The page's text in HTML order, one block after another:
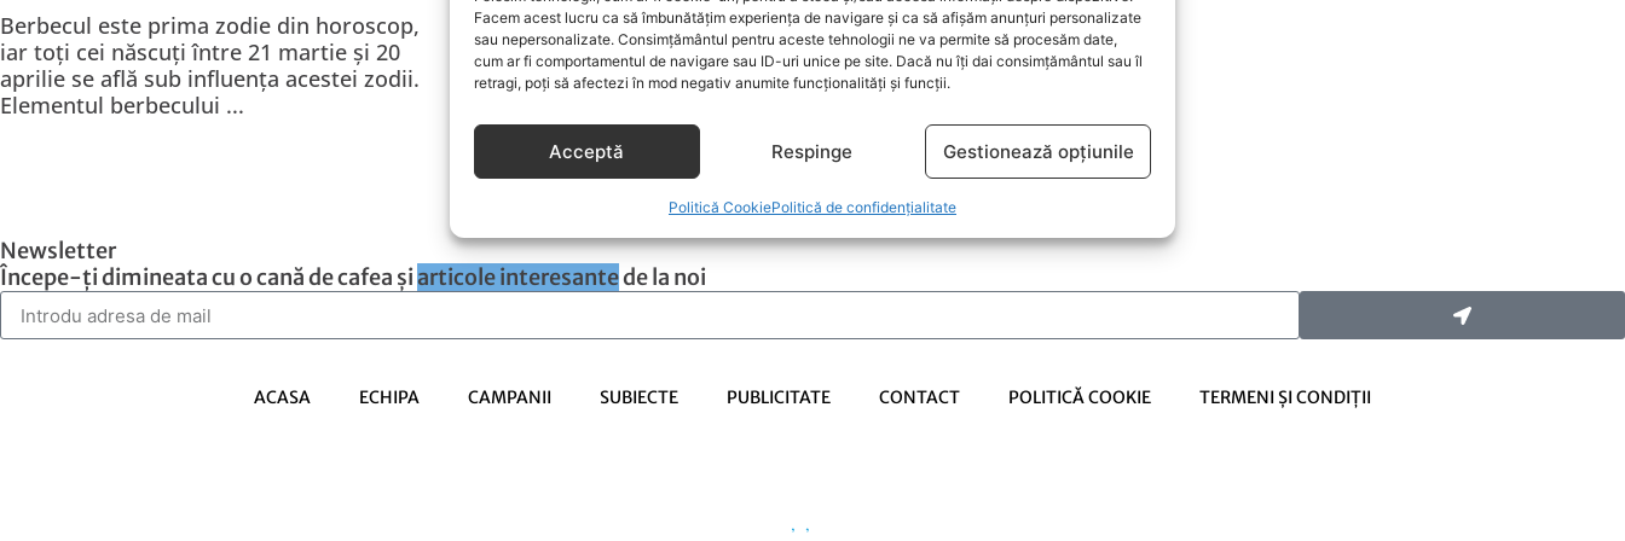
Facem acest lucru ca să îmbunătățim experiența de navigare și ca să afișăm anunțuri personalizate
sau nepersonalizate. Consimțământul pentru aceste tehnologii ne va permite să procesăm date,
cum ar fi comportamentul de navigare sau ID-uri unice pe site. Dacă nu îți dai consimțământul sau îl
retragi, poți să afectezi în mod negativ anumite funcționalități și funcții.
Acceptă Respinge Gestionează opțiunile
Politică CookiePolitică de confidențialitate
Berbecul este prima zodie din horoscop,
iar toți cei născuți între 21 martie și 20
aprilie se află sub influența acestei zodii.
Elementul berbecului ...
destul de mult personalitatea și ne
conturează comportamentul în societate.
Probabil ați observat și voi că nativii
născuți ...
Newsletter
Începe-ți dimineata cu o cană de cafea șiarticole interesantede la noi
ACASA ECHIPA CAMPANII SUBIECTE PUBLICITATE CONTACT POLITICĂ COOKIE TERMENI ȘI CONDIȚII